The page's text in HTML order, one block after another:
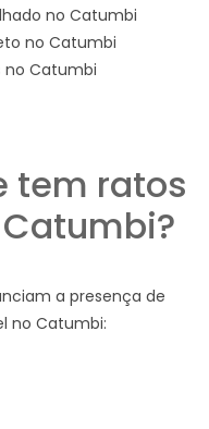
no Catumbi
no Catumbi
no Catumbi
tem ratos
a presença de
no Catumbi: